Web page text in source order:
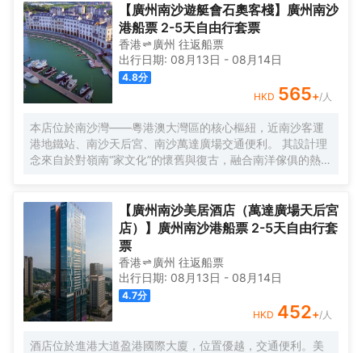
券，可輕鬆前往南沙天后宮、南沙濕地公園、廣汽科技館及
環宇城購物中心等。 酒店共有261間以海洋為設計靈感的客
房及套房，詮釋現代經典與優雅，滿足休閒賓客對在地文化
的探索與體驗。配備粵式風味的林苑中餐廳、中西結合的漁
人碼頭全日餐廳以及”雙重身份”的薄荷酒吧，體驗創新融合的
珍饈美饌。酒店擁有馬丁叔叔的農場，小朋友們可盡情與小
動物們互動亦或參與馬丁叔叔課堂，共度愉快的親子時光。
同時，酒店擁有1,600平方米的宴會及會議場地以及寬敞的戶
外草坪，可滿足不同的會議及宴會需求，無論商務出行亦或
休閒旅遊期待與您共赴南沙，遇見另一種可能。
【廣州南沙遊艇會石奧客棧】廣州南沙
港船票 2-5天自由行套票
香港 廣州 往返船票
出行日期: 08月13日 - 08月14日
4.8分
HKD 565+/人
本店位於南沙灣——粵港澳大灣區的核心樞紐，近南沙客運
港地鐵站、南沙天后宮、南沙萬達廣場交通便利。 其設計理
念來自於對嶺南“家文化”的懷舊與復古，融合南洋傢俱的熱情
嶺南文化的歸屬感。 客棧共五層，一層為大堂及茶室，二至
五層為客房，寬敞、舒適、風格各異的客房眾多；供賓客休
閒暢談的石奧茶室，主要提供早餐、茶點、飲品、簡餐等服
務；同時亦與中國大陸獲得“五金錨”獎的南沙遊艇會提供宴
會/婚宴/會議、中西式餐飲、遊艇觀光/租賃、帆船租賃/體
驗、遊艇帆船駕證考取等不同種服務功能，打造出一種特色
的休閒度假空間。
【廣州南沙美居酒店（萬達廣場天后宮
店）】廣州南沙港船票 2-5天自由行套
票
香港 廣州 往返船票
出行日期: 08月13日 - 08月14日
4.7分
HKD 452+/人
酒店位於進港大道盈港國際大廈，位置優越，交通便利。美